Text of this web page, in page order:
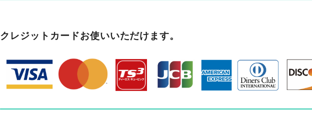
クレジットカードお使いいただけます。